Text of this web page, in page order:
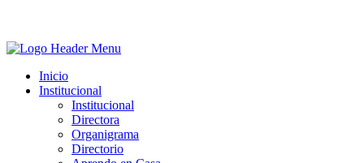
Inicio
Institucional
Institucional
Directora
Organigrama
Directorio